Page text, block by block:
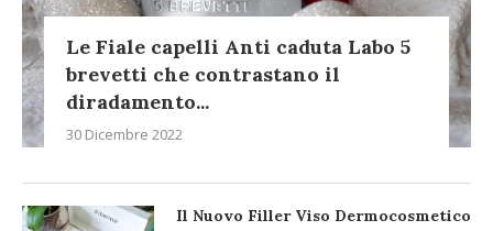
Le Fiale capelli Anti caduta Labo 5
brevetti che contrastano il
diradamento...
30 Dicembre 2022
Il Nuovo Filler Viso Dermocosmetico